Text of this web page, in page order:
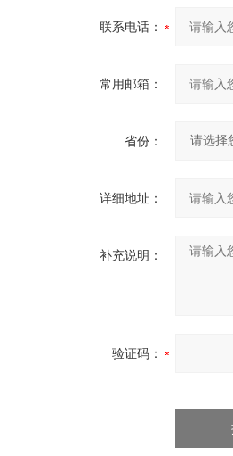
联系电话：
常用邮箱：
省份：
详细地址：
补充说明：
验证码：